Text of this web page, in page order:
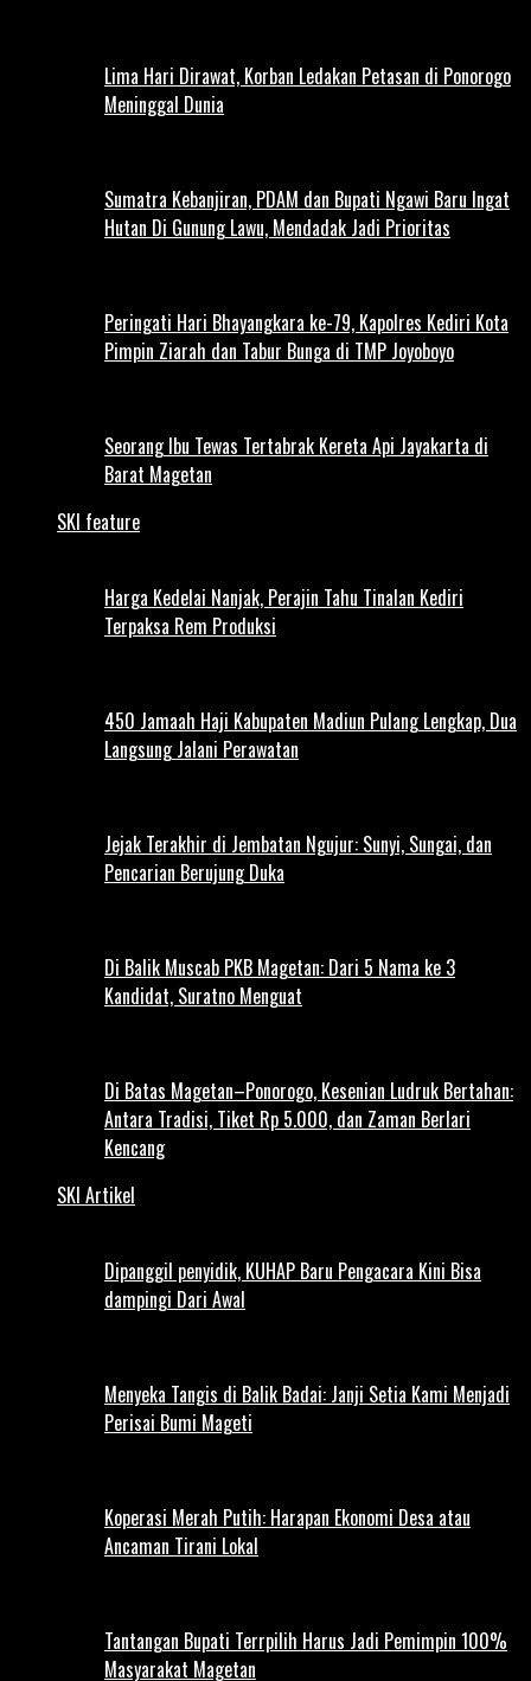
Lima Hari Dirawat, Korban Ledakan Petasan di Ponorogo
Meninggal Dunia
Sumatra Kebanjiran, PDAM dan Bupati Ngawi Baru Ingat
Hutan Di Gunung Lawu, Mendadak Jadi Prioritas
Peringati Hari Bhayangkara ke-79, Kapolres Kediri Kota
Pimpin Ziarah dan Tabur Bunga di TMP Joyoboyo
Seorang Ibu Tewas Tertabrak Kereta Api Jayakarta di
Barat Magetan
SKI feature
Harga Kedelai Nanjak, Perajin Tahu Tinalan Kediri
Terpaksa Rem Produksi
450 Jamaah Haji Kabupaten Madiun Pulang Lengkap, Dua
Langsung Jalani Perawatan
Jejak Terakhir di Jembatan Ngujur: Sunyi, Sungai, dan
Pencarian Berujung Duka
Di Balik Muscab PKB Magetan: Dari 5 Nama ke 3
Kandidat, Suratno Menguat
Di Batas Magetan–Ponorogo, Kesenian Ludruk Bertahan:
Antara Tradisi, Tiket Rp 5.000, dan Zaman Berlari
Kencang
SKI Artikel
Dipanggil penyidik, KUHAP Baru Pengacara Kini Bisa
dampingi Dari Awal
Menyeka Tangis di Balik Badai: Janji Setia Kami Menjadi
Perisai Bumi Mageti
Koperasi Merah Putih: Harapan Ekonomi Desa atau
Ancaman Tirani Lokal
Tantangan Bupati Terrpilih Harus Jadi Pemimpin 100%
Masyarakat Magetan